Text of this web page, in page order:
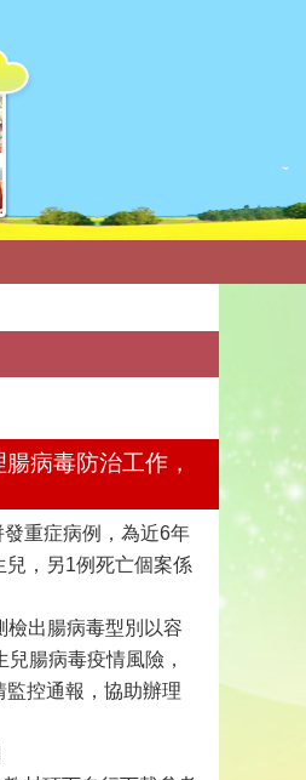
病毒防治工作，
重症病例，為近6年
兒，另1例死亡個案係
檢出腸病毒型別以容
腸病毒疫情風險，
控通報，協助辦理